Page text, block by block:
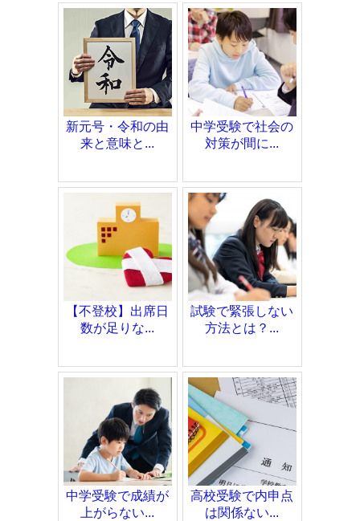
新元号・令和の由
来と意味と...
中学受験で社会の
対策が間に...
【不登校】出席日
数が足りな...
試験で緊張しない
方法とは？...
中学受験で成績が
上がらない...
高校受験で内申点
は関係ない...